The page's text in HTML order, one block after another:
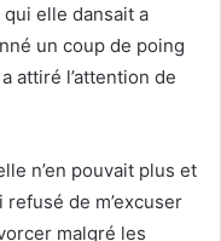
elle dansait a
un coup de poing
attiré l’attention de
n’en pouvait plus et
refusé de m’excuser
malgré les